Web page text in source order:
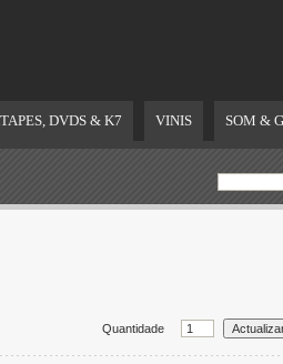
DVDS & K7 VINIS SOM &
Quantidade